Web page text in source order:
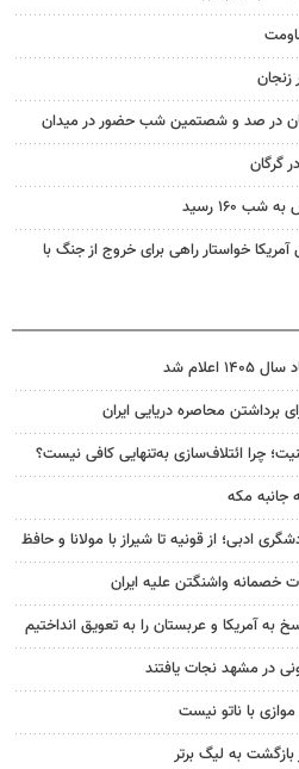
زنجان
در صد و شصتمین شب حضور در میدان
گرگان
۱۶۰ رسید
خواستار راهی برای خروج از جنگ با
شد
برداشتن محاصره دریایی ایران
چرا ائتلاف‌سازی به‌تنهایی کافی نیست؟
جانبه مکه
ادبی؛ از قونیه تا شیراز با مولانا و حافظ
خصمانه واشنگتن علیه ایران
به آمریکا و عربستان را به تعویق انداختیم
با ناتو نیست
بازگشت به لیگ برتر